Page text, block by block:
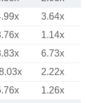
3.64x
1.14x
6.73x
2.22x
1.26x